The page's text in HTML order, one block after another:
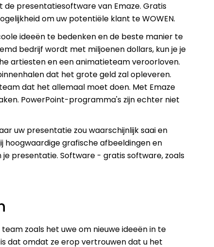
presentatiesoftware van Emaze. Gratis
om uw potentiële klant te WOWEN.
ideeën te bedenken en de beste manier te
bedrijf wordt met miljoenen dollars, kun je je
artiesten en een animatieteam veroorloven.
dat het grote geld zal opleveren.
dat het allemaal moet doen. Met Emaze
PowerPoint-programma's zijn echter niet
uw presentatie zou waarschijnlijk saai en
hoogwaardige grafische afbeeldingen en
presentatie. Software - gratis software, zoals
zoals het uwe om nieuwe ideeën in te
dat omdat ze erop vertrouwen dat u het